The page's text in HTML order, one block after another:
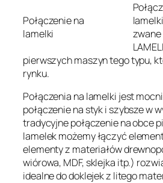
Połączenie na
lamelki
zwane
pierwszych maszyn tego typu,
rynku.
Połączenia na lamelki jest
połączenie na styk i szybsze w
tradycyjne połączenie na obce
lamelek możemy łączyć
elementy z materiałów
wiórowa, MDF, sklejka itp.)
idealne do doklejek z litego